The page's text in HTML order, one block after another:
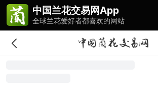
中国兰花交易网App
全球兰花爱好者都喜欢的网站
中国兰花交易网App
全球兰花爱好者都喜欢的网站